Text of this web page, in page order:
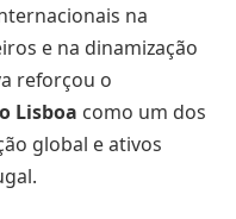
na
e na dinamização
reforçou o
Lisboa como um dos
global e ativos